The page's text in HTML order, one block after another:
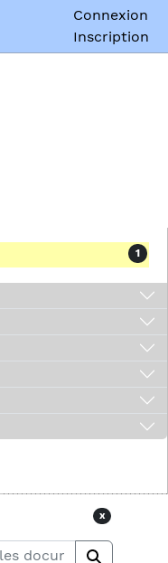
Connexion
Inscription
1
x